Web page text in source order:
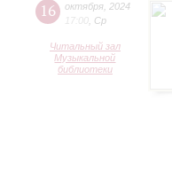
16 октября 2024
17:00 Ср
Читальный зал
Музыкальной
библиотеки